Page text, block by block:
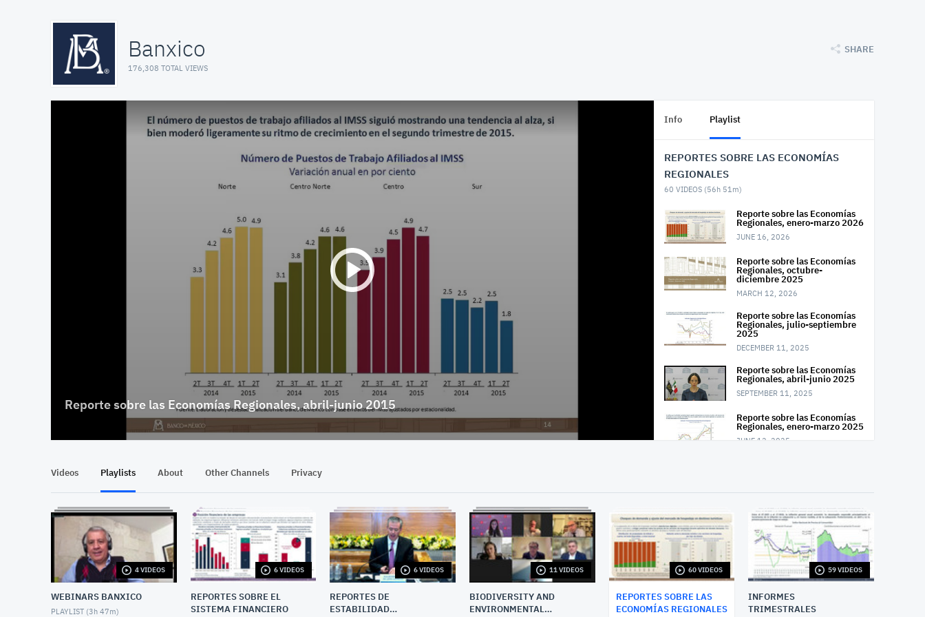
Banxico
176,308 TOTAL VIEWS
SHARE
Reporte sobre las Economías Regionales, abril-junio 2015
Info Playlist
REPORTES SOBRE LAS ECONOMÍAS
REGIONALES
60 VIDEOS (56h 51m)
Reporte sobre las Economías
Regionales, enero-marzo 2026
JUNE 16, 2026
Reporte sobre las Economías
Regionales, octubre-
diciembre 2025
MARCH 12, 2026
Reporte sobre las Economías
Regionales, julio-septiembre
2025
DECEMBER 11, 2025
Reporte sobre las Economías
Regionales, abril-junio 2025
SEPTEMBER 11, 2025
Reporte sobre las Economías
Regionales, enero-marzo 2025
JUNE 12, 2025
Reporte sobre las Economías
Regionales, julio-septiembre
2024
DECEMBER 13, 2024
Reporte sobre las Economías
Regionales, abril-junio 2024
SEPTEMBER 12, 2024
Videos Playlists About Other Channels Privacy
4 VIDEOS
WEBINARS BANXICO
PLAYLIST (3h 47m)
6 VIDEOS
REPORTES SOBRE EL
SISTEMA FINANCIERO
6 VIDEOS
REPORTES DE
ESTABILIDAD
11 VIDEOS
BIODIVERSITY AND
ENVIRONMENTAL
60 VIDEOS
REPORTES SOBRE LAS
ECONOMÍAS REGIONALES
59 VIDEOS
INFORMES
TRIMESTRALES